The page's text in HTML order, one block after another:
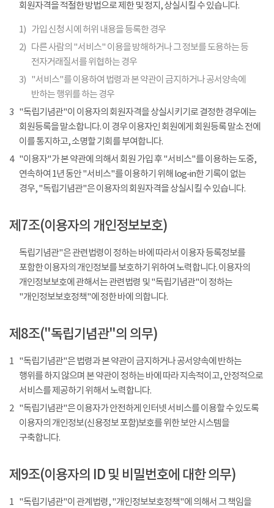
회원자격을 적절한 방법으로 제한 및 정지, 상실시킬 수 있습니다.
1) 가입 신청 시에 허위 내용을 등록한 경우
2) 다른 사람의 "서비스" 이용을 방해하거나 그 정보를 도용하는 등
전자거래질서를 위협하는 경우
3) "서비스"를 이용하여 법령과 본 약관이 금지하거나 공서양속에
반하는 행위를 하는 경우
3 "독립기념관"이 이용자의 회원자격을 상실시키기로 결정한 경우에는
회원등록을 말소합니다. 이 경우 이용자인 회원에게 회원등록 말소 전에
이를 통지하고, 소명할 기회를 부여합니다.
4
"이용자"가 본 약관에 의해서 회원 가입 후 "서비스"를 이용하는 도중,
연속하여 1년 동안 "서비스"를 이용하기 위해 log-in한 기록이 없는
경우, "독립기념관"은 이용자의 회원자격을 상실시킬 수 있습니다.
제7조(이용자의 개인정보보호)
독립기념관"은 관련법령이 정하는 바에 따라서 이용자 등록정보를
포함한 이용자의 개인정보를 보호하기 위하여 노력합니다. 이용자의
개인정보보호에 관해서는 관련법령 및 "독립기념관"이 정하는
"개인정보보호정책"에 정한 바에 의합니다.
제8조("독립기념관"의 의무)
1 "독립기념관"은 법령과 본 약관이 금지하거나 공서양속에 반하는
행위를 하지 않으며 본 약관이 정하는 바에 따라 지속적이고, 안정적으로
서비스를 제공하기 위해서 노력합니다.
2 "독립기념관"은 이용자가 안전하게 인터넷 서비스를 이용할 수 있도록
이용자의 개인정보(신용정보 포함)보호를 위한 보안 시스템을
구축합니다.
제9조(이용자의 ID 및 비밀번호에 대한 의무)
1 "독립기념관"이 관계법령, "개인정보보호정책"에 의해서 그 책임을